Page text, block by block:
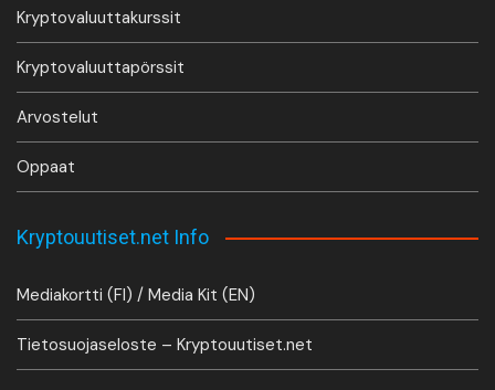
Kryptovaluuttakurssit
Kryptovaluuttapörssit
Arvostelut
Oppaat
Kryptouutiset.net Info
Mediakortti (FI) / Media Kit (EN)
Tietosuojaseloste – Kryptouutiset.net